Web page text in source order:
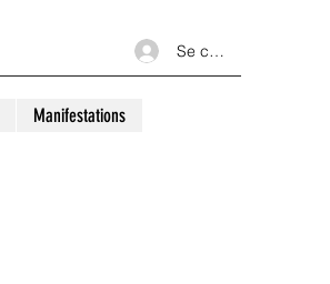
Se connecter
Manifestations